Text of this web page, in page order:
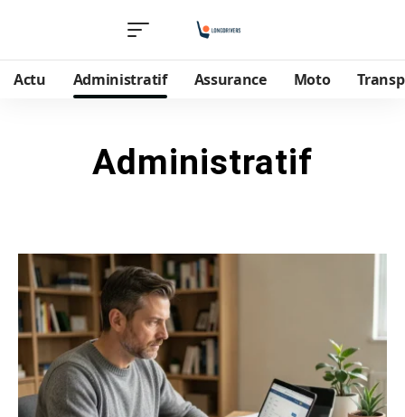
Actu Administratif Assurance Moto
Administratif